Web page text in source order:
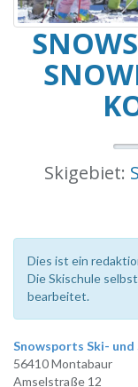
Skigebiet:
Dies ist ein
Die Skischule
bearbeitet.
Snowsports Ski- und
56410 Montabaur
Amselstraße 12